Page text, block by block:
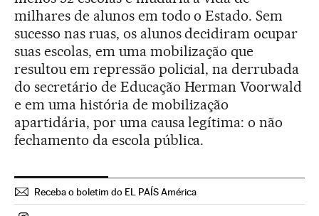
milhares de alunos em todo o Estado. Sem
sucesso nas ruas, os alunos decidiram ocupar
suas escolas, em uma mobilização que
resultou em repressão policial, na derrubada
do secretário de Educação Herman Voorwald
e em uma história de mobilização
apartidária, por uma causa legítima: o não
fechamento da escola pública.
Receba o boletim do EL PAÍS América